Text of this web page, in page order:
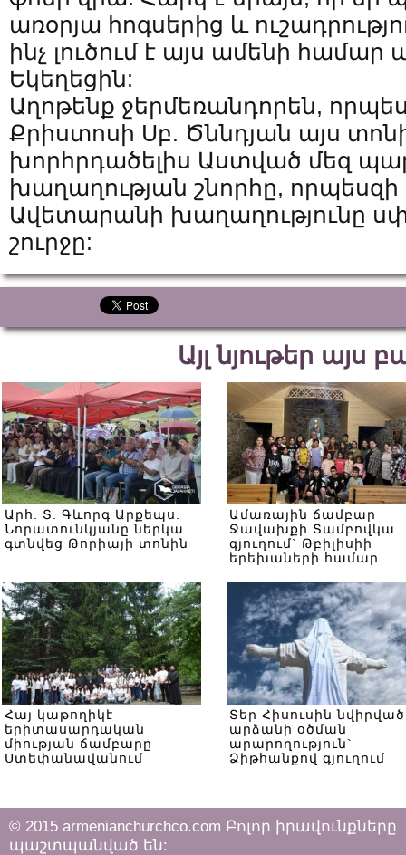
առօրյա հոգսերից և
ինչ լուծում է այս ամենի
Եկեղեցին:
Աղոթենք ջերմեռանդորեն,
Քրիստոսի Սբ. Ծննդյան այս
խորհրդածելիս Աստված մեզ
խաղաղության շնորհը,
Ավետարանի խաղաղությունը
շուրջը:
Այլ նյութեր այս
Արհ. Տ. Գևորգ Արքեպս.
Նորատունկյանը ներկա
գտնվեց Թորիայի տոնին
Ամառային ճամբար
Ջավախքի Տամբովկա
գյուղում` Թբիլիսիի
երեխաների համար
Հայ կաթողիկէ
երիտասարդական
միության ճամբարը
Ստեփանավանում
Տեր Հիսուսին նվիրված
արձանի օծման
արարողություն`
Ձիթհանքով գյուղում
© 2015 armenianchurchco.com Բոլոր իրավունքները
պաշտպանված են: